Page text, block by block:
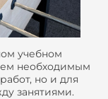
учебном
необходимым
но и для
занятиями.